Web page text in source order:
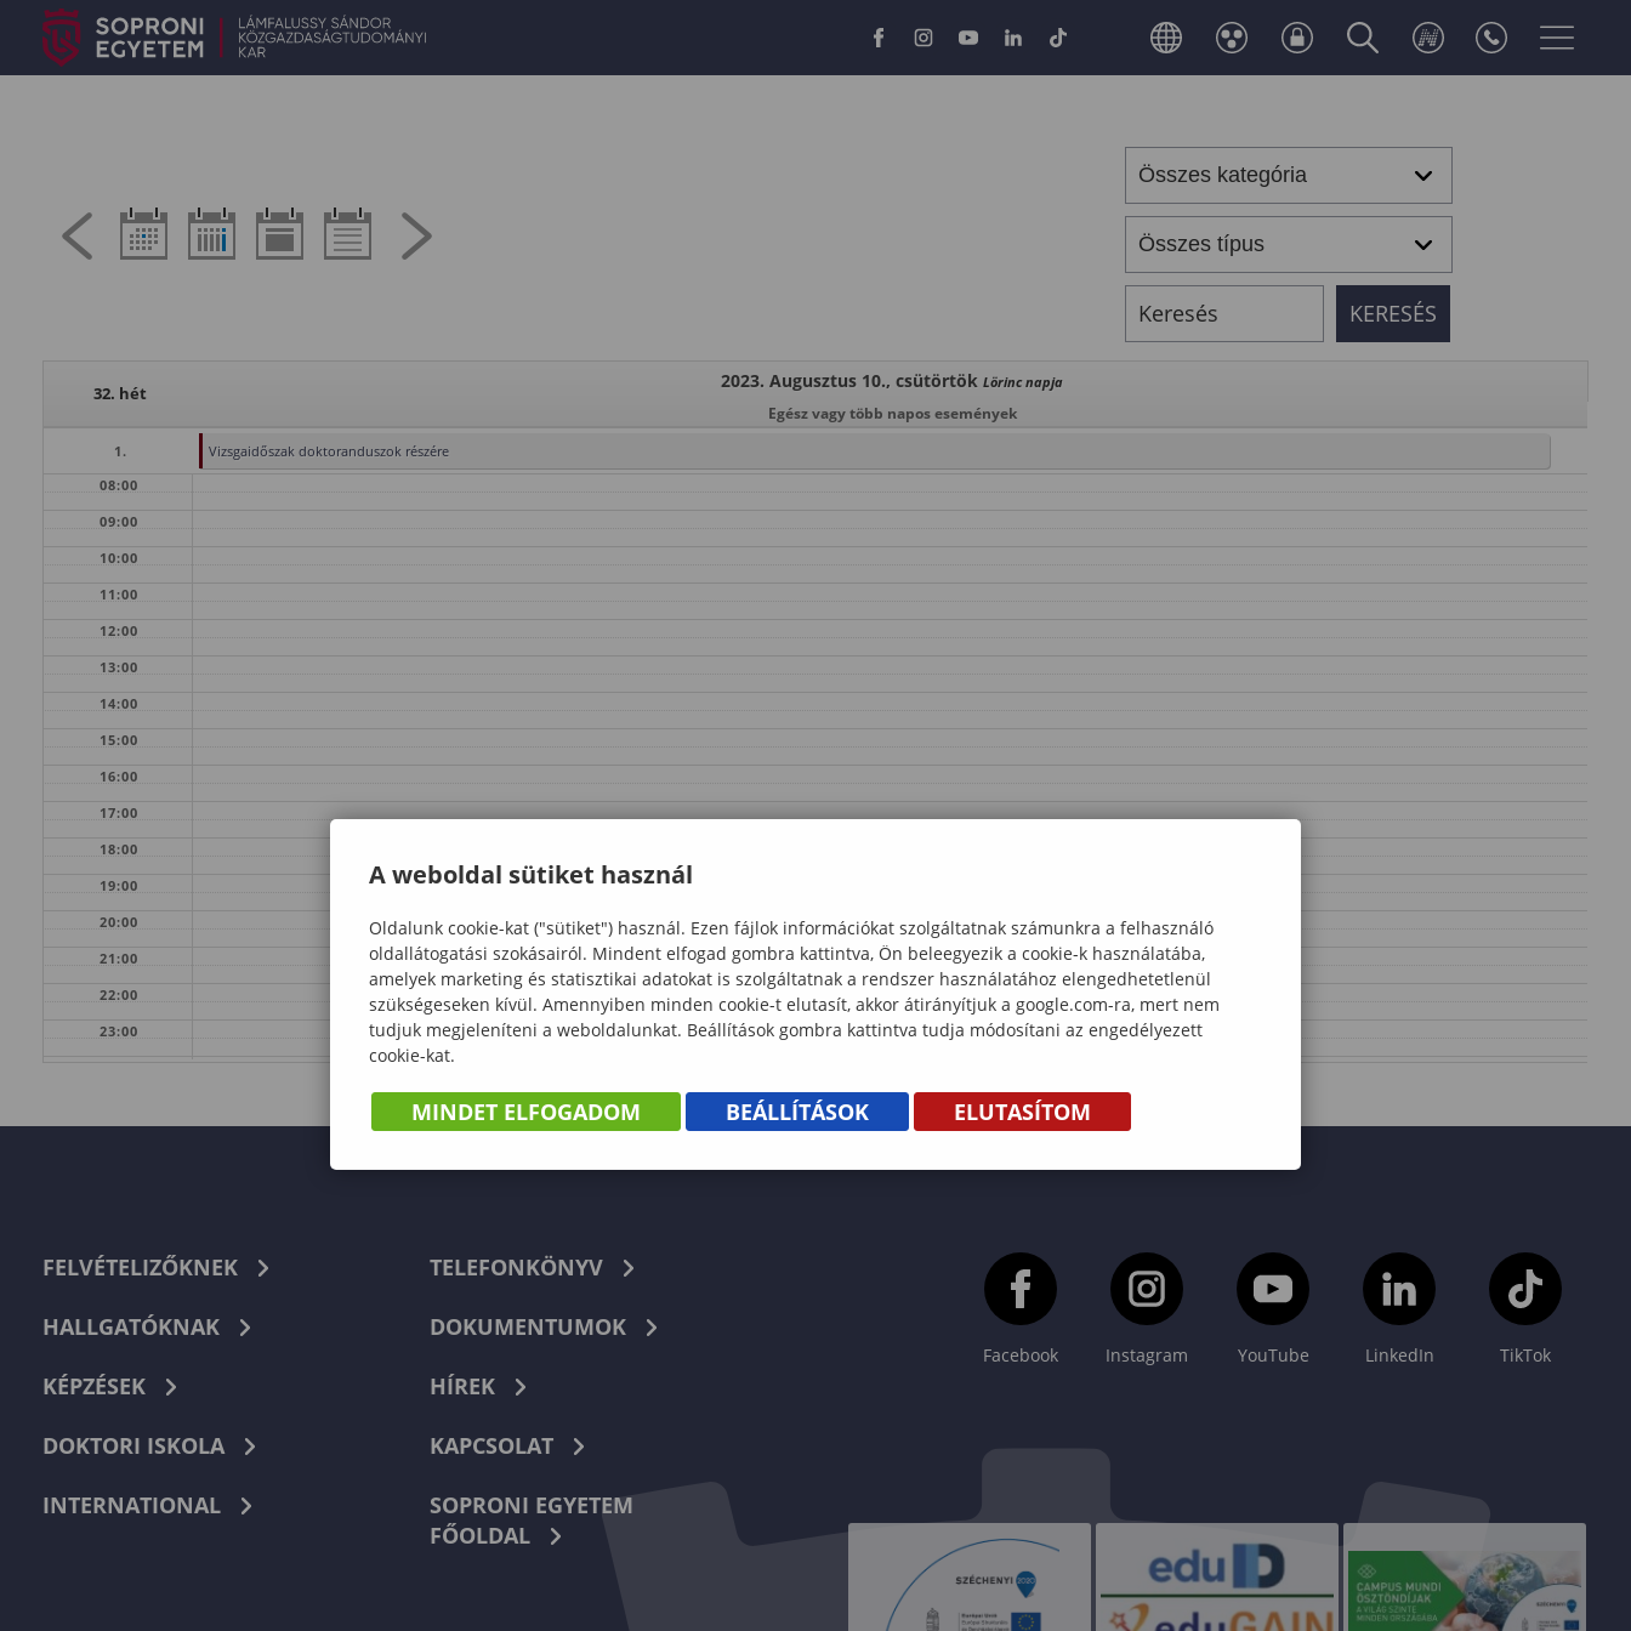
32. hét
2023. Augusztus 10., csütörtök Lörinc napja
Egész vagy több napos események
1.
Vizsgaidőszak doktoranduszok részére
08:00
09:00
10:00
11:00
12:00
13:00
14:00
15:00
16:00
17:00
18:00
19:00
20:00
21:00
22:00
23:00
FELVÉTELIZŐKNEK
HALLGATÓKNAK
KÉPZÉSEK
DOKTORI ISKOLA
INTERNATIONAL
TELEFONKÖNYV
DOKUMENTUMOK
HÍREK
KAPCSOLAT
SOPRONI EGYETEM
FŐOLDAL
Facebook Instagram YouTube LinkedIn TikTok
A weboldal sütiket használ
Oldalunk cookie-kat ("sütiket") használ. Ezen fájlok információkat szolgáltatnak számunkra a felhasználó
oldallátogatási szokásairól. Mindent elfogad gombra kattintva, Ön beleegyezik a cookie-k használatába,
amelyek marketing és statisztikai adatokat is szolgáltatnak a rendszer használatához elengedhetetlenül
szükségeseken kívül. Amennyiben minden cookie-t elutasít, akkor átirányítjuk a google.com-ra, mert nem
tudjuk megjeleníteni a weboldalunkat. Beállítások gombra kattintva tudja módosítani az engedélyezett
cookie-kat.
MINDET ELFOGADOM BEÁLLÍTÁSOK ELUTASÍTOM